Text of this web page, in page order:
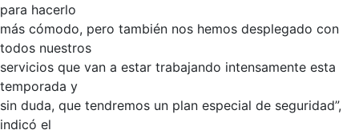
para hacerlo
más cómodo, pero también nos hemos desplegado con
todos nuestros
servicios que van a estar trabajando intensamente esta
temporada y
sin duda, que tendremos un plan especial de seguridad”,
indicó el